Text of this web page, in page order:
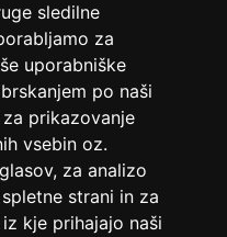
sledilne
za
uporabniške
po naši
prikazovanje
vsebin oz.
za analizo
strani in za
kje prihajajo naši